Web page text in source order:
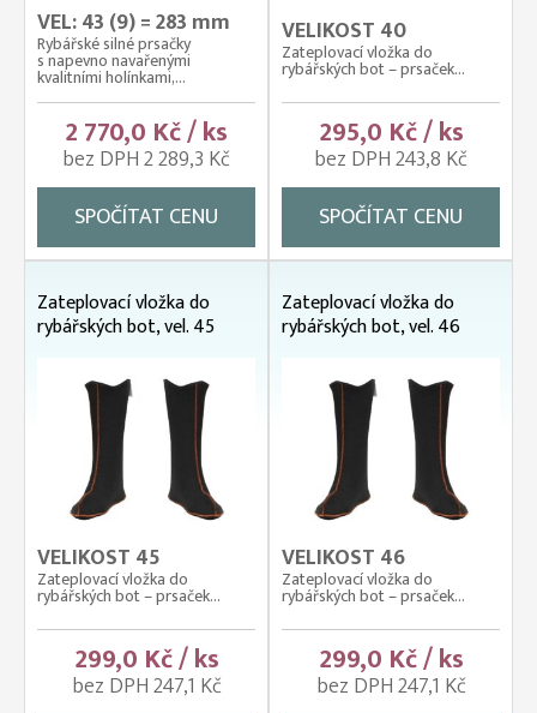
VEL: 43 (9) = 283 mm
Rybářské silné prsačky
s napevno navařenými
kvalitními holínkami,...
2 770,0 Kč / ks
bez DPH 2 289,3 Kč
SPOČÍTAT CENU
VELIKOST 40
Zateplovací vložka do
rybářských bot – prsaček...
295,0 Kč / ks
bez DPH 243,8 Kč
SPOČÍTAT CENU
Zateplovací vložka do
rybářských bot, vel. 45
VELIKOST 45
Zateplovací vložka do
rybářských bot – prsaček...
299,0 Kč / ks
bez DPH 247,1 Kč
Zateplovací vložka do
rybářských bot, vel. 46
VELIKOST 46
Zateplovací vložka do
rybářských bot – prsaček...
299,0 Kč / ks
bez DPH 247,1 Kč